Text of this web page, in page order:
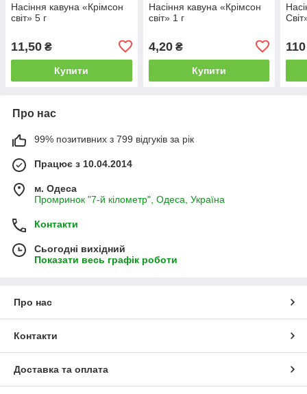
Насіння кавуна «Крімсон
світ» 5 г
11,50 ₴
Купити
Насіння кавуна «Крімсон
світ» 1 г
4,20₴
Купити
110
Про нас
99% позитивних з 799 відгуків за рік
Працює з 10.04.2014
м. Одеса
Промринок "7-й кілометр", Одеса, Україна
Контакти
Сьогодні вихідний
Показати весь графік роботи
Про нас
Контакти
Доставка та оплата